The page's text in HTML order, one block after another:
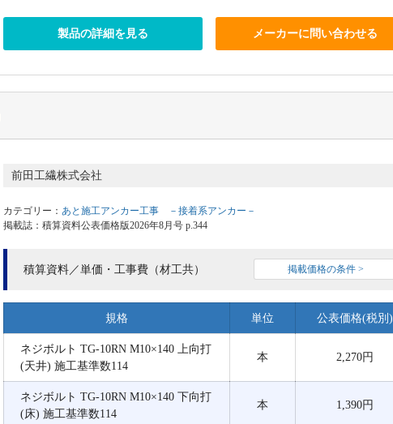
製品の詳細を見る メーカーに問い合わせる
前田工繊株式会社
カテゴリー：あと施工アンカー工事 －接着系アンカー－
掲載誌：積算資料公表価格版2026年8月号 p.344
積算資料／単価・工事費（材工共） 掲載価格の条件 >
規格 単位 公表価格(税別)
ネジボルト TG-10RN M10×140 上向打
(天井) 施工基準数114
本 2,270円
ネジボルト TG-10RN M10×140 下向打
(床) 施工基準数114
本 1,390円